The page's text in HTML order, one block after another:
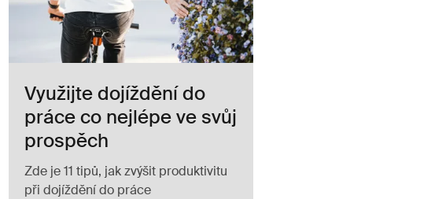
Využijte dojíždění do
práce co nejlépe ve svůj
prospěch
Zde je 11 tipů, jak zvýšit produktivitu
při dojíždění do práce